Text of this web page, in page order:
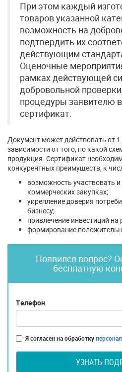
При этом каждый
товаров указанной
возможность на
подтвердить их
действующим
Оценочные
рамках действующей
добровольной
процедуры заявителю
сертификат.
Документ может действовать от 1
зависимости от того, по какой
продукция. Сертификат
конкурентных преимуществ, к
возможность участвовать
коммерческих закупках;
укрепление доверия
бизнесу;
привлечение инвестиций
формирование
Появился вопрос?
бесплатную
Телефон
Я согласен на обработку
УЗНАТЬ